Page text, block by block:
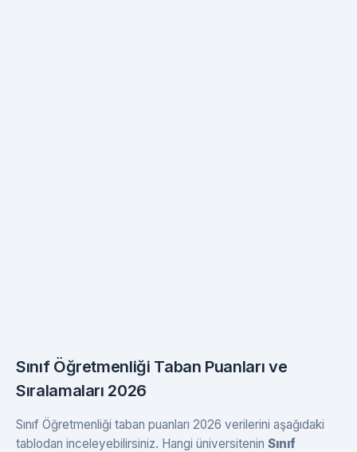
Sınıf Öğretmenliği Taban Puanları ve
Sıralamaları 2026
Sınıf Öğretmenliği taban puanları 2026 verilerini aşağıdaki
tablodan inceleyebilirsiniz. Hangi üniversitenin Sınıf